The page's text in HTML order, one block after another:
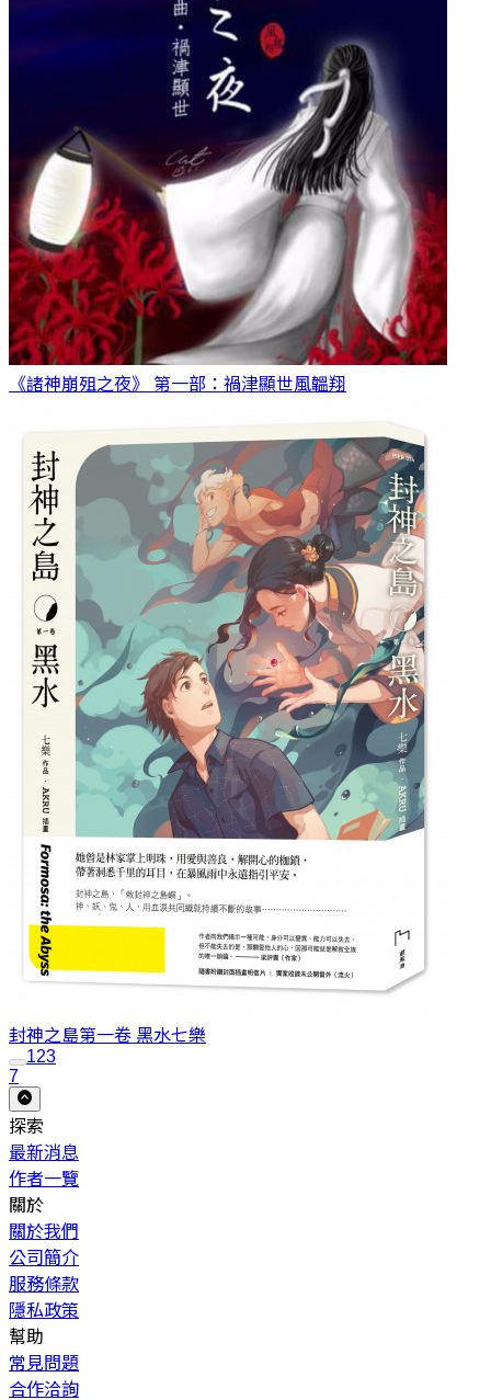
《諸神崩殂之夜》 第一部：禍津顯世風韞翔
封神之島第一卷 黑水七樂
123
7
探索
最新消息
作者一覽
關於
關於我們
公司簡介
服務條款
隱私政策
幫助
常見問題
合作洽詢